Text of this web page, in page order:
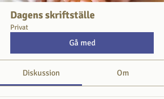
Dagens skriftställe
Privat
Gå med
Diskussion Om